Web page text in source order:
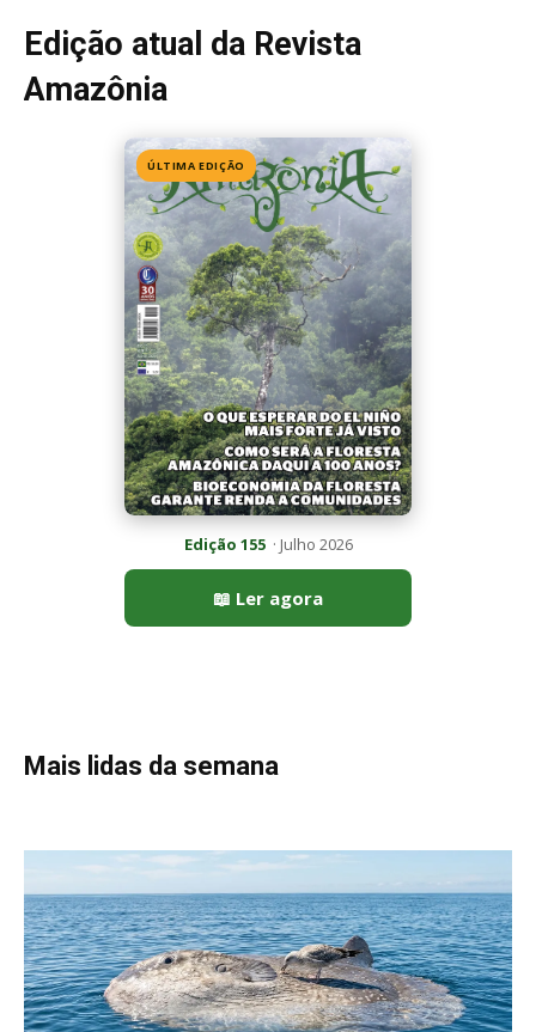
Edição 155· Julho 2026
📖 Ler agora
Mais lidas da semana
Peixe-lua emerge horizontalmente na superfície oceânica para
permitir que aves marinhas removam ectoparasitas